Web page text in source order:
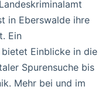
in Eberswalde ihre
Ein
Einblicke in die
Spurensuche bis
Mehr bei und im